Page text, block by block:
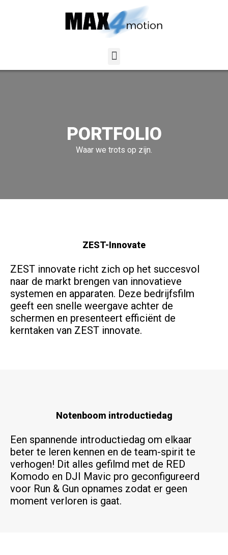
PORTFOLIO
Waar we trots op zijn.
ZEST-Innovate
ZEST innovate richt zich op het succesvol
naar de markt brengen van innovatieve
systemen en apparaten. Deze bedrijfsfilm
geeft een snelle weergave achter de
schermen en presenteert efficiënt de
kerntaken van ZEST innovate.
Notenboom introductiedag
Een spannende introductiedag om elkaar
beter te leren kennen en de team-spirit te
verhogen! Dit alles gefilmd met de RED
Komodo en DJI Mavic pro geconfigureerd
voor Run & Gun opnames zodat er geen
moment verloren is gaat.